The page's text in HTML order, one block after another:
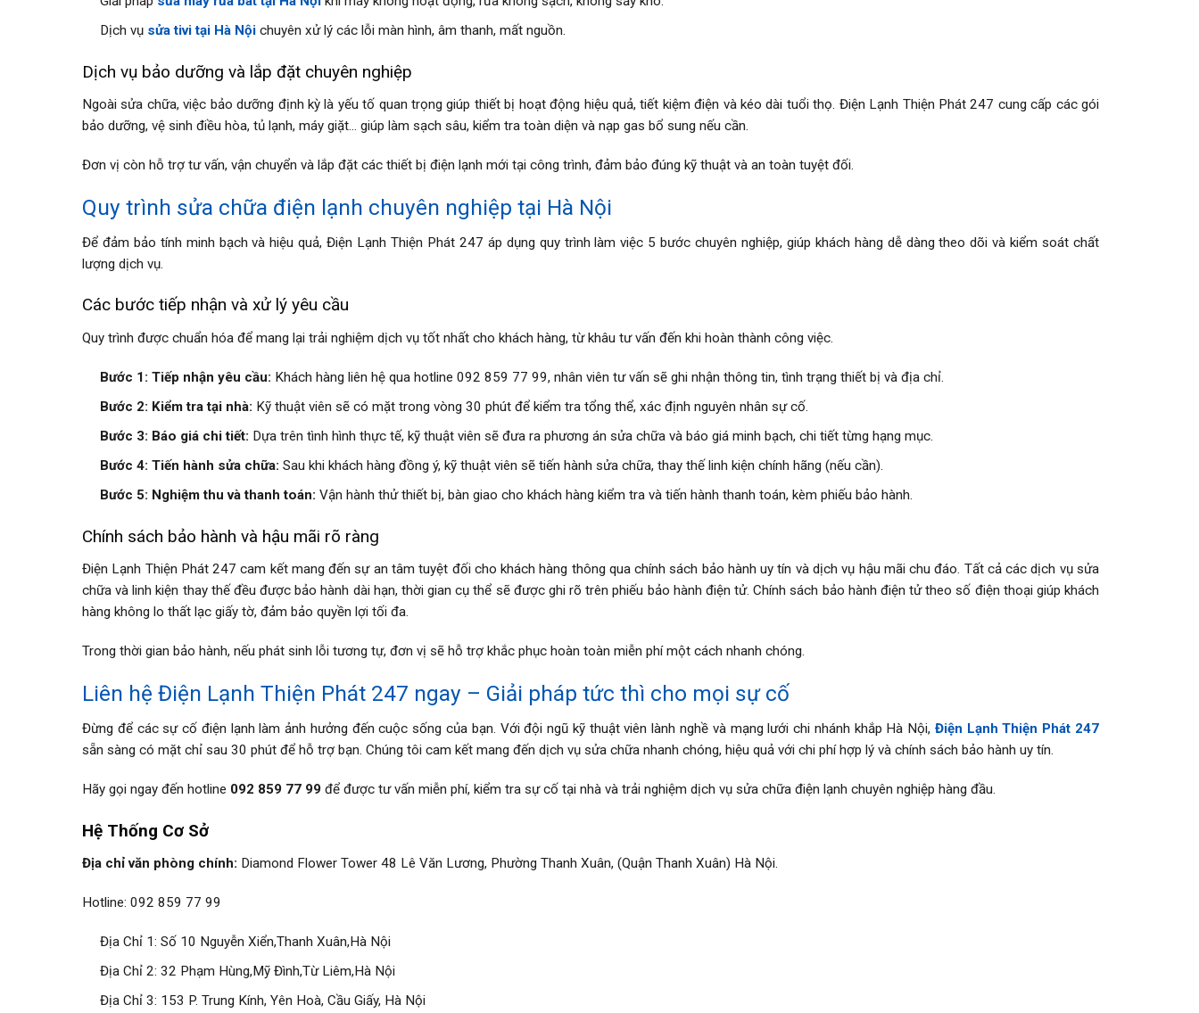
Dịch vụ sửa tivi tại Hà Nộichuyên xử lý các lỗi màn hình, âm thanh, mất nguồn.
Dịch vụ bảo dưỡng và lắp đặt chuyên nghiệp
Ngoài sửa chữa, việc bảo dưỡng định kỳ là yếu tố quan trọng giúp thiết bị hoạt động hiệu quả, tiết kiệm điện và kéo dài tuổi thọ. Điện Lạnh Thiện Phát 247 cung cấp các gói
bảo dưỡng, vệ sinh điều hòa, tủ lạnh, máy giặt… giúp làm sạch sâu, kiểm tra toàn diện và nạp gas bổ sung nếu cần.
Đơn vị còn hỗ trợ tư vấn, vận chuyển và lắp đặt các thiết bị điện lạnh mới tại công trình, đảm bảo đúng kỹ thuật và an toàn tuyệt đối.
Quy trình sửa chữa điện lạnh chuyên nghiệp tại Hà Nội
Để đảm bảo tính minh bạch và hiệu quả, Điện Lạnh Thiện Phát 247 áp dụng quy trình làm việc 5 bước chuyên nghiệp, giúp khách hàng dễ dàng theo dõi và kiểm soát chất
lượng dịch vụ.
Các bước tiếp nhận và xử lý yêu cầu
Quy trình được chuẩn hóa để mang lại trải nghiệm dịch vụ tốt nhất cho khách hàng, từ khâu tư vấn đến khi hoàn thành công việc.
Bước 1: Tiếp nhận yêu cầu: Khách hàng liên hệ qua hotline 092 859 77 99, nhân viên tư vấn sẽ ghi nhận thông tin, tình trạng thiết bị và địa chỉ.
Bước 2: Kiểm tra tại nhà: Kỹ thuật viên sẽ có mặt trong vòng 30 phút để kiểm tra tổng thể, xác định nguyên nhân sự cố.
Bước 3: Báo giá chi tiết: Dựa trên tình hình thực tế, kỹ thuật viên sẽ đưa ra phương án sửa chữa và báo giá minh bạch, chi tiết từng hạng mục.
Bước 4: Tiến hành sửa chữa: Sau khi khách hàng đồng ý, kỹ thuật viên sẽ tiến hành sửa chữa, thay thế linh kiện chính hãng (nếu cần).
Bước 5: Nghiệm thu và thanh toán: Vận hành thử thiết bị, bàn giao cho khách hàng kiểm tra và tiến hành thanh toán, kèm phiếu bảo hành.
Chính sách bảo hành và hậu mãi rõ ràng
Điện Lạnh Thiện Phát 247 cam kết mang đến sự an tâm tuyệt đối cho khách hàng thông qua chính sách bảo hành uy tín và dịch vụ hậu mãi chu đáo. Tất cả các dịch vụ sửa
chữa và linh kiện thay thế đều được bảo hành dài hạn, thời gian cụ thể sẽ được ghi rõ trên phiếu bảo hành điện tử. Chính sách bảo hành điện tử theo số điện thoại giúp khách
hàng không lo thất lạc giấy tờ, đảm bảo quyền lợi tối đa.
Trong thời gian bảo hành, nếu phát sinh lỗi tương tự, đơn vị sẽ hỗ trợ khắc phục hoàn toàn miễn phí một cách nhanh chóng.
Liên hệ Điện Lạnh Thiện Phát 247 ngay – Giải pháp tức thì cho mọi sự cố
Đừng để các sự cố điện lạnh làm ảnh hưởng đến cuộc sống của bạn. Với đội ngũ kỹ thuật viên lành nghề và mạng lưới chi nhánh khắp Hà Nội, Điện Lạnh Thiện Phát 247
sẵn sàng có mặt chỉ sau 30 phút để hỗ trợ bạn. Chúng tôi cam kết mang đến dịch vụ sửa chữa nhanh chóng, hiệu quả với chi phí hợp lý và chính sách bảo hành uy tín.
Hãy gọi ngay đến hotline 092 859 77 99 để được tư vấn miễn phí, kiểm tra sự cố tại nhà và trải nghiệm dịch vụ sửa chữa điện lạnh chuyên nghiệp hàng đầu.
Hệ Thống Cơ Sở
Địa chỉ văn phòng chính: Diamond Flower Tower 48 Lê Văn Lương, Phường Thanh Xuân, (Quận Thanh Xuân) Hà Nội.
Hotline: 092 859 77 99
Địa Chỉ 1: Số 10 Nguyễn Xiển,Thanh Xuân,Hà Nội
Địa Chỉ 2: 32 Phạm Hùng,Mỹ Đình,Từ Liêm,Hà Nội
Địa Chỉ 3: 153 P. Trung Kính, Yên Hoà, Cầu Giấy, Hà Nội